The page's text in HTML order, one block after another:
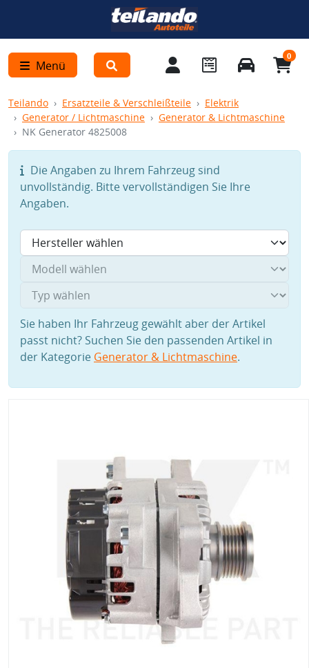
Menü
0
Teilando Ersatzteile & Verschleißteile
Elektrik
Generator / Lichtmaschine
Generator & Lichtmaschine
NK Generator 4825008
Die Angaben zu Ihrem Fahrzeug sind
unvollständig. Bitte vervollständigen Sie Ihre
Angaben.
Sie haben Ihr Fahrzeug gewählt aber der Artikel
passt nicht? Suchen Sie den passenden Artikel in
der Kategorie Generator & Lichtmaschine.